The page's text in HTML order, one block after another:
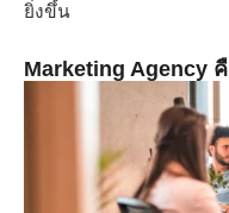
ยิ่งขึ้น
Marketing Agency